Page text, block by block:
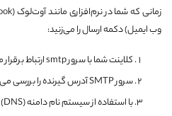
وب ایمیل) دکمه ارسال را می‌زنید:
کلاینت شما با سرور smtp ارتباط برقرار می‌کند.
سرور SMTP آدرس گیرنده را بررسی می‌کند.